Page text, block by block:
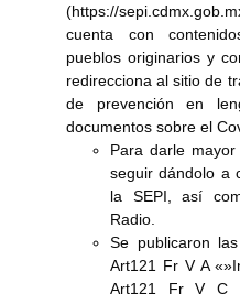
(https://
cuenta con
pueblos originarios y
redirecciona al sitio de
de prevención en
documentos sobre el
Para darle
seguir dándolo a
la SEPI, así
Radio.
Se publicaron
Art121 Fr V A
Art121 Fr V C